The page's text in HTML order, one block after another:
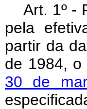
Art. 1º -
pela
partir da
de 1984,
30 de